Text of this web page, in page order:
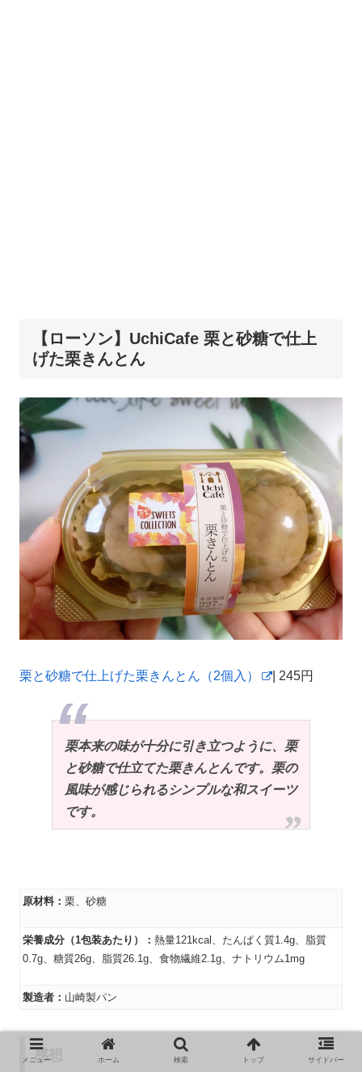
【ローソン】UchiCafe 栗と砂糖で仕上
げた栗きんとん
栗と砂糖で仕上げた栗きんとん（2個入） | 245円
栗本来の味が十分に引き立つように、栗
と砂糖で仕立てた栗きんとんです。栗の
風味が感じられるシンプルな和スイーツ
です。
原材料： 栗、砂糖
栄養成分（1包装あたり）： 熱量121kcal、たんぱく質1.4g、脂質
0.7g、糖質26g、脂質26.1g、食物繊維2.1g、ナトリウム1mg
製造者： 山崎製パン
感想
メニュー ホーム 検索 トップ サイドバー